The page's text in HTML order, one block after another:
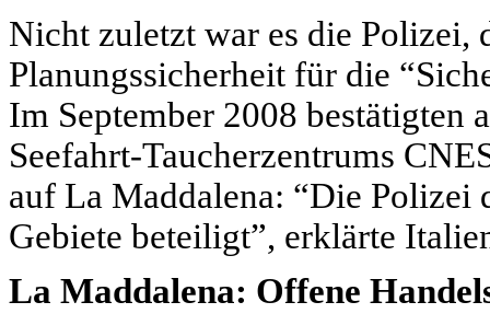
Nicht zuletzt war es die Polizei,
Planungssicherheit für die
Im September 2008 bestätigten
Seefahrt-Taucherzentrums
auf La Maddalena: “Die Polizei
Gebiete beteiligt”, erklärte
La Maddalena: Offene